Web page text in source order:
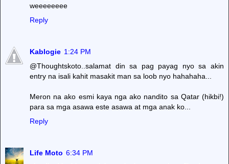
weeeeeeee
Reply
Kablogie 1:24 PM
@Thoughtskoto..salamat din sa pag payag nyo sa akin
entry na isali kahit masakit man sa loob nyo hahahaha...
Meron na ako esmi kaya nga ako nandito sa Qatar (hikbi!)
para sa mga asawa este asawa at mga anak ko...
Reply
Life Moto 6:34 PM